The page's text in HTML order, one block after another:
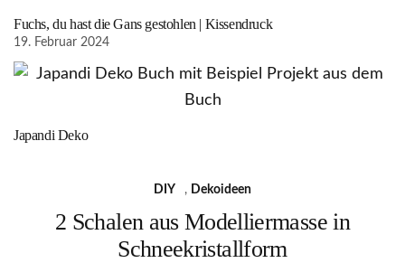
Fuchs, du hast die Gans gestohlen | Kissendruck
19. Februar 2024
Japandi Deko
DIY , Dekoideen
2 Schalen aus Modelliermasse in
Schneekristallform